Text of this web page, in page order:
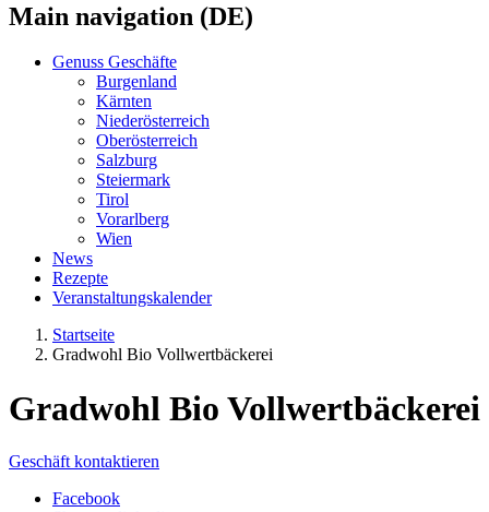
Main navigation (DE)
Genuss Geschäfte
Burgenland
Kärnten
Niederösterreich
Oberösterreich
Salzburg
Steiermark
Tirol
Vorarlberg
Wien
News
Rezepte
Veranstaltungskalender
Startseite
Gradwohl Bio Vollwertbäckerei
Gradwohl Bio Vollwertbäckerei
Geschäft kontaktieren
Facebook